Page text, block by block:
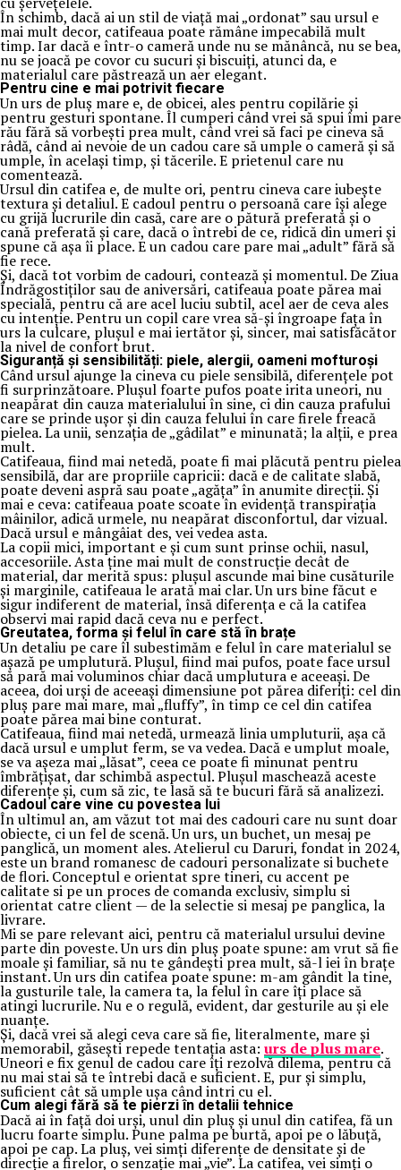
În schimb, dacă ai un stil de viață mai „ordonat” sau ursul e
mai mult decor, catifeaua poate rămâne impecabilă mult
timp. Iar dacă e într-o cameră unde nu se mănâncă, nu se bea,
nu se joacă pe covor cu sucuri și biscuiți, atunci da, e
materialul care păstrează un aer elegant.
Pentru cine e mai potrivit fiecare
Un urs de pluș mare e, de obicei, ales pentru copilărie și
pentru gesturi spontane. Îl cumperi când vrei să spui îmi pare
rău fără să vorbești prea mult, când vrei să faci pe cineva să
râdă, când ai nevoie de un cadou care să umple o cameră și să
umple, în același timp, și tăcerile. E prietenul care nu
comentează.
Ursul din catifea e, de multe ori, pentru cineva care iubește
textura și detaliul. E cadoul pentru o persoană care își alege
cu grijă lucrurile din casă, care are o pătură preferată și o
cană preferată și care, dacă o întrebi de ce, ridică din umeri și
spune că așa îi place. E un cadou care pare mai „adult” fără să
fie rece.
Și, dacă tot vorbim de cadouri, contează și momentul. De Ziua
Îndrăgostiților sau de aniversări, catifeaua poate părea mai
specială, pentru că are acel luciu subtil, acel aer de ceva ales
cu intenție. Pentru un copil care vrea să-și îngroape fața în
urs la culcare, plușul e mai iertător și, sincer, mai satisfăcător
la nivel de confort brut.
Siguranță și sensibilități: piele, alergii, oameni mofturoși
Când ursul ajunge la cineva cu piele sensibilă, diferențele pot
fi surprinzătoare. Plușul foarte pufos poate irita uneori, nu
neapărat din cauza materialului în sine, ci din cauza prafului
care se prinde ușor și din cauza felului în care firele freacă
pielea. La unii, senzația de „gâdilat” e minunată; la alții, e prea
mult.
Catifeaua, fiind mai netedă, poate fi mai plăcută pentru pielea
sensibilă, dar are propriile capricii: dacă e de calitate slabă,
poate deveni aspră sau poate „agăța” în anumite direcții. Și
mai e ceva: catifeaua poate scoate în evidență transpirația
mâinilor, adică urmele, nu neapărat disconfortul, dar vizual.
Dacă ursul e mângâiat des, vei vedea asta.
La copii mici, important e și cum sunt prinse ochii, nasul,
accesoriile. Asta ține mai mult de construcție decât de
material, dar merită spus: plușul ascunde mai bine cusăturile
și marginile, catifeaua le arată mai clar. Un urs bine făcut e
sigur indiferent de material, însă diferența e că la catifea
observi mai rapid dacă ceva nu e perfect.
Greutatea, forma și felul în care stă în brațe
Un detaliu pe care îl subestimăm e felul în care materialul se
așază pe umplutură. Plușul, fiind mai pufos, poate face ursul
să pară mai voluminos chiar dacă umplutura e aceeași. De
aceea, doi urși de aceeași dimensiune pot părea diferiți: cel din
pluș pare mai mare, mai „fluffy”, în timp ce cel din catifea
poate părea mai bine conturat.
Catifeaua, fiind mai netedă, urmează linia umpluturii, așa că
dacă ursul e umplut ferm, se va vedea. Dacă e umplut moale,
se va așeza mai „lăsat”, ceea ce poate fi minunat pentru
îmbrățișat, dar schimbă aspectul. Plușul maschează aceste
diferențe și, cum să zic, te lasă să te bucuri fără să analizezi.
Cadoul care vine cu povestea lui
În ultimul an, am văzut tot mai des cadouri care nu sunt doar
obiecte, ci un fel de scenă. Un urs, un buchet, un mesaj pe
panglică, un moment ales. Atelierul cu Daruri, fondat in 2024,
este un brand romanesc de cadouri personalizate si buchete
de flori. Conceptul e orientat spre tineri, cu accent pe
calitate si pe un proces de comanda exclusiv, simplu si
orientat catre client — de la selectie si mesaj pe panglica, la
livrare.
Mi se pare relevant aici, pentru că materialul ursului devine
parte din poveste. Un urs din pluș poate spune: am vrut să fie
moale și familiar, să nu te gândești prea mult, să-l iei în brațe
instant. Un urs din catifea poate spune: m-am gândit la tine,
la gusturile tale, la camera ta, la felul în care îți place să
atingi lucrurile. Nu e o regulă, evident, dar gesturile au și ele
nuanțe.
Și, dacă vrei să alegi ceva care să fie, literalmente, mare și
memorabil, găsești repede tentația asta: urs de plus mare.
Uneori e fix genul de cadou care îți rezolvă dilema, pentru că
nu mai stai să te întrebi dacă e suficient. E, pur și simplu,
suficient cât să umple ușa când intri cu el.
Cum alegi fără să te pierzi în detalii tehnice
Dacă ai în față doi urși, unul din pluș și unul din catifea, fă un
lucru foarte simplu. Pune palma pe burtă, apoi pe o lăbuță,
apoi pe cap. La pluș, vei simți diferențe de densitate și de
direcție a firelor, o senzație mai „vie”. La catifea, vei simți o